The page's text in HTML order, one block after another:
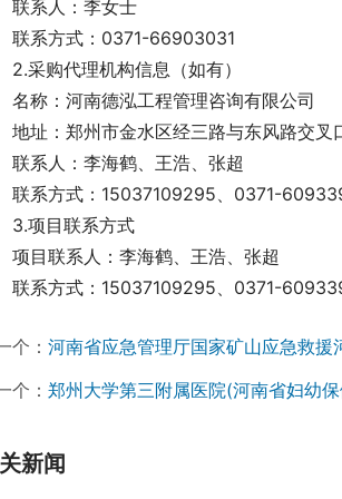
联系人：李女士
联系方式：0371-66903031
2.采购代理机构信息（如有）
名称：河南德泓工程管理咨询有限公司
地址：郑州市金水区经三路与东风路交叉
联系人：李海鹤、王浩、张超
联系方式：15037109295、0371-
3.项目联系方式
项目联系人：李海鹤、王浩、张超
联系方式：15037109295、0371-
个： 河南省应急管理厅国家矿山应急救
个： 郑州大学第三附属医院(河南省妇幼
新闻